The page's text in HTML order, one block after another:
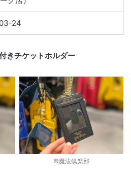
24
きチケットホルダー
©︎魔法倶楽部